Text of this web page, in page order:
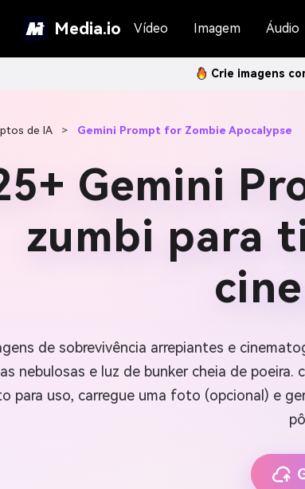
Media.io Vídeo Imagem Áudio
Crie imagens
de IA > Gemini Prompt for Zombie Apocalypse
Gemini
zumbi para
de sobrevivência arrepiantes e
nebulosas e luz de bunker cheia de poeira.
para uso, carregue uma foto (opcional) e